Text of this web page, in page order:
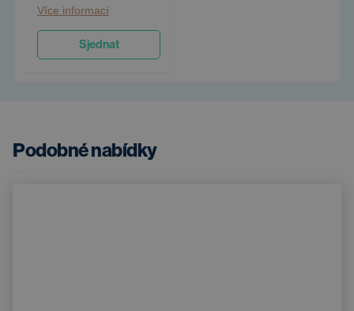
Více informací
Sjednat
Podobné nabídky